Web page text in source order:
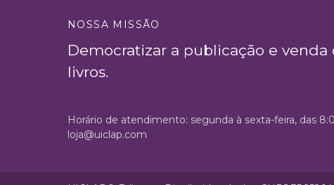
NOSSA MISSÃO
Democratizar a publicação e venda
livros.
Horário de atendimento: segunda à sexta-feira, das
loja@uiclap.com